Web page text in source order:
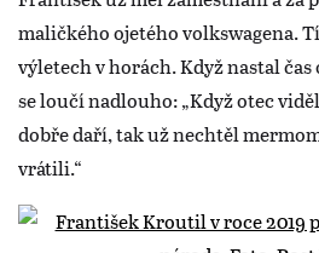
maličkého ojetého volkswagena.
výletech v horách. Když nastal čas
se loučí nadlouho: „Když otec
dobře daří, tak už nechtěl
vrátili.“